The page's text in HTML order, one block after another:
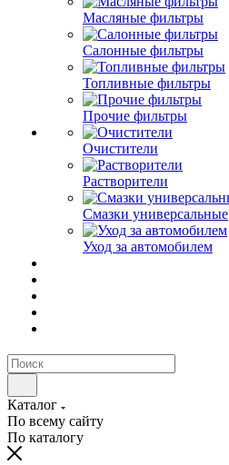
Масляные фильтры
Салонные фильтры
Топливные фильтры
Прочие фильтры
Очистители
Растворители
Смазки универсальные
Уход за автомобилем
Каталог
По всему сайту
По каталогу